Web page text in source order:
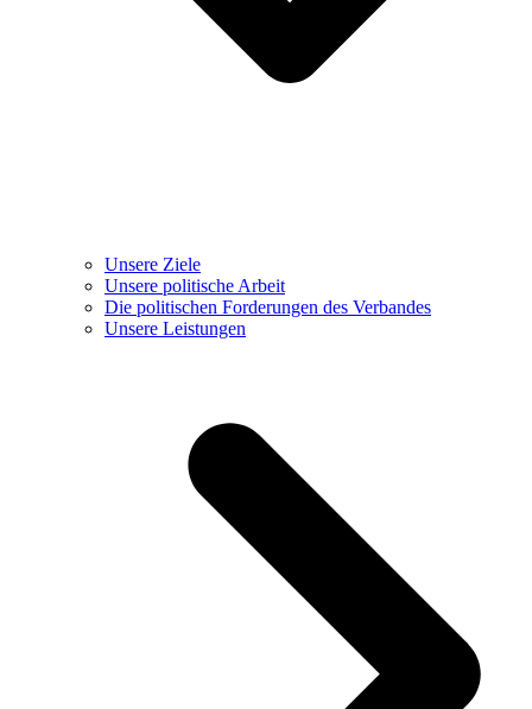
Unsere Ziele
Unsere politische Arbeit
Die politischen Forderungen des Verbandes
Unsere Leistungen